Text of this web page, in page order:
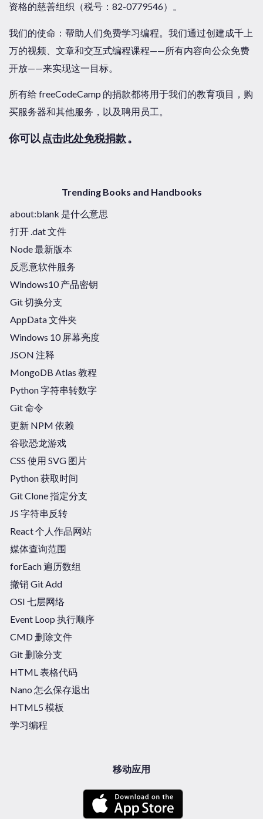
资格的慈善组织（税号：82-0779546）。
我们的使命：帮助人们免费学习编程。我们通过创建成千上
万的视频、文章和交互式编程课程——所有内容向公众免费
开放——来实现这一目标。
所有给 freeCodeCamp 的捐款都将用于我们的教育项目，购
买服务器和其他服务，以及聘用员工。
你可以 点击此处免税捐款。
Trending Books and Handbooks
about:blank 是什么意思
打开 .dat 文件
Node 最新版本
反恶意软件服务
Windows10 产品密钥
Git 切换分支
AppData 文件夹
Windows 10 屏幕亮度
JSON 注释
MongoDB Atlas 教程
Python 字符串转数字
Git 命令
更新 NPM 依赖
谷歌恐龙游戏
CSS 使用 SVG 图片
Python 获取时间
Git Clone 指定分支
JS 字符串反转
React 个人作品网站
媒体查询范围
forEach 遍历数组
撤销 Git Add
OSI 七层网络
Event Loop 执行顺序
CMD 删除文件
Git 删除分支
HTML 表格代码
Nano 怎么保存退出
HTML5 模板
学习编程
移动应用